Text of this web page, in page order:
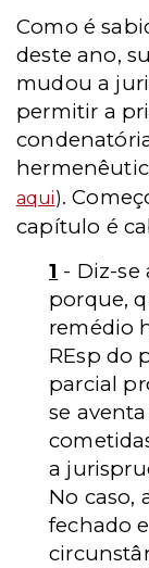
Como é
deste ano,
mudou a
permitir a
aqui).
capítulo é
1 - Diz-se
porque,
remédio
REsp do
parcial
se
a
No caso,
fechado